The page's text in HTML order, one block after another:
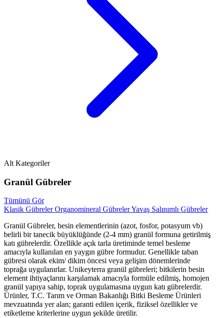
Alt Kategoriler
Granül Gübreler
Tümünü Gör
Klasik GübrelerOrganomineral GübrelerYavaş Salınımlı Gübreler
Granül Gübreler, besin elementlerinin (azot, fosfor, potasyum vb)
belirli bir tanecik büyüklüğünde (2-4 mm) granül formuna getirilmiş
katı gübrelerdir. Özellikle açık tarla üretiminde temel besleme
amacıyla kullanılan en yaygın gübre formudur. Genellikle taban
gübresi olarak ekim/ dikim öncesi veya gelişim dönemlerinde
toprağa uygulanırlar. Unikeyterra granül gübreleri; bitkilerin besin
element ihtiyaçlarını karşılamak amacıyla formüle edilmiş, homojen
granül yapıya sahip, toprak uygulamasına uygun katı gübrelerdir.
Ürünler, T.C. Tarım ve Orman Bakanlığı Bitki Besleme Ürünleri
mevzuatında yer alan; garanti edilen içerik, fiziksel özellikler ve
etiketleme kriterlerine uygun şekilde üretilir.